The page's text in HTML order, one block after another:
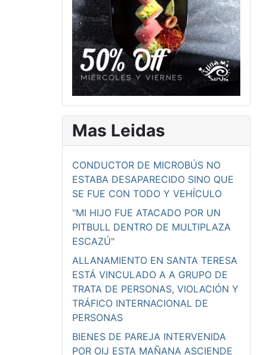
Mas Leidas
CONDUCTOR DE MICROBÚS NO
ESTABA DESAPARECIDO SINO QUE
SE FUE CON TODO Y VEHÍCULO
"MI HIJO FUE ATACADO POR UN
PITBULL DENTRO DE MULTIPLAZA
ESCAZÚ"
ALLANAMIENTO EN SANTA TERESA
ESTÁ VINCULADO A A GRUPO DE
TRATA DE PERSONAS, VIOLACIÓN Y
TRÁFICO INTERNACIONAL DE
PERSONAS
BIENES DE PAREJA INTERVENIDA
POR OIJ ESTA MAÑANA ASCIENDE